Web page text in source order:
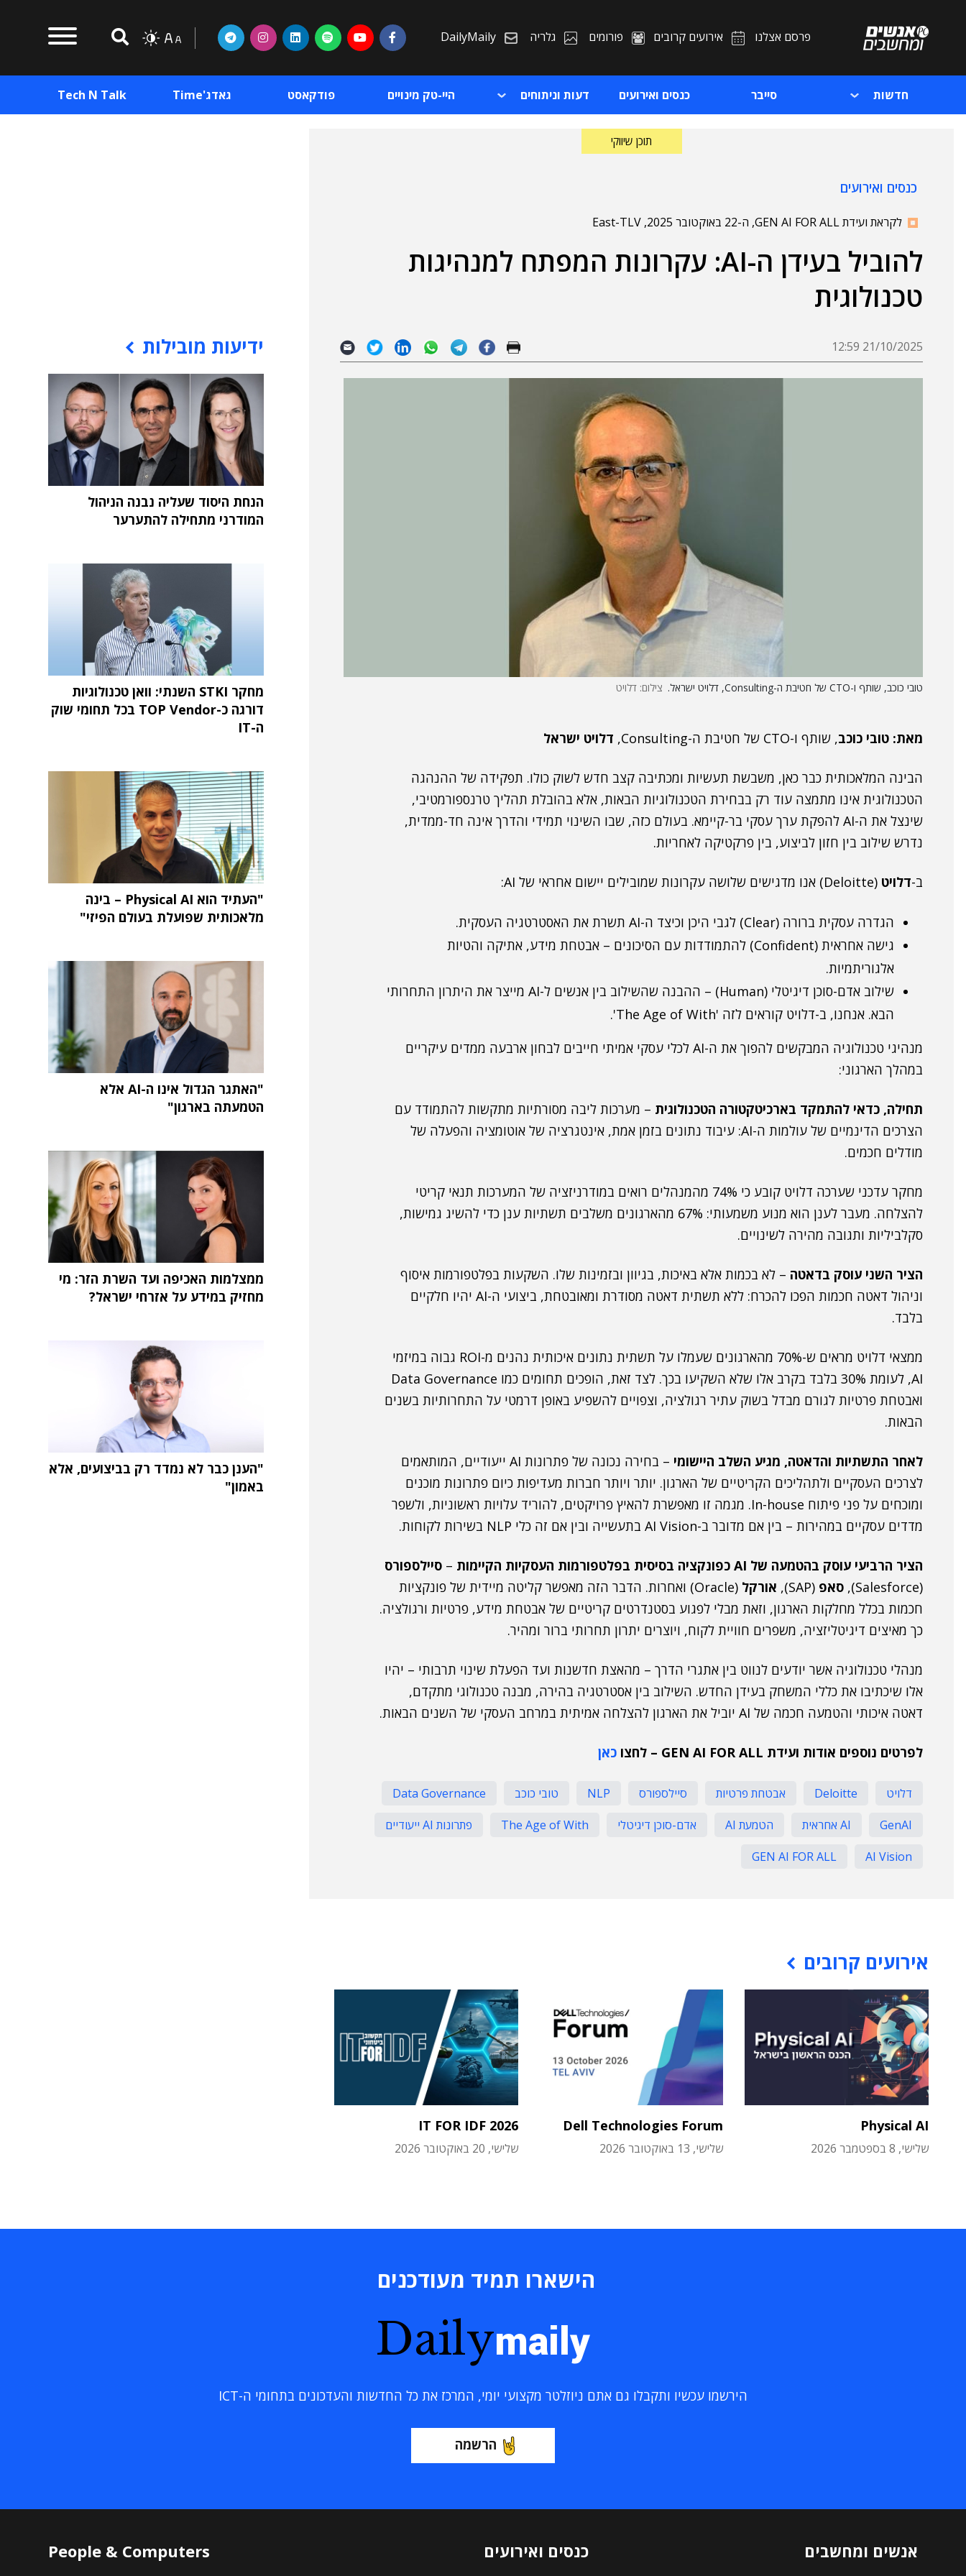
פרסם אצלנו אירועים קרובים פורומים גלריה DailyMaily
חדשות סייבר כנסים ואירועים דעות וניתוחים היי-טק מינויים פודקאסט גאדג'Time Tech N Talk
תוכן שיווקי
כנסים ואירועים
לקראת ועידת GEN AI FOR ALL, ה-22 באוקטובר 2025, East-TLV
להוביל בעידן ה-AI: עקרונות המפתח למנהיגות
טכנולוגית
21/10/2025 12:59
טובי כוכב, שותף ו-CTO של חטיבת ה-Consulting, דלויט ישראל. צילום: דלויט
מאת: טובי כוכב, שותף ו-CTO של חטיבת ה-Consulting, דלויט ישראל
הבינה המלאכותית כבר כאן, משבשת תעשיות ומכתיבה קצב חדש לשוק כולו. תפקידה של ההנהגה
הטכנולוגית אינו מתמצה עוד רק בבחירת הטכנולוגיות הבאות, אלא בהובלת תהליך טרנספורמטיבי,
שינצל את ה-AI להפקת ערך עסקי בר-קיימא. בעולם כזה, שבו השינוי תמידי והדרך אינה חד-ממדית,
נדרש שילוב בין חזון לביצוע, בין פרקטיקה לאחריות.
ב-דלויט (Deloitte) אנו מדגישים שלושה עקרונות שמובילים יישום אחראי של AI:
הגדרה עסקית ברורה (Clear) לגבי היכן וכיצד ה-AI תשרת את האסטרטגיה העסקית.
גישה אחראית (Confident) להתמודדות עם הסיכונים – אבטחת מידע, אתיקה והטיות
אלגוריתמיות.
שילוב אדם-סוכן דיגיטלי (Human) – ההבנה שהשילוב בין אנשים ל-AI מייצר את היתרון התחרותי
הבא. אנחנו, ב-דלויט קוראים לזה 'The Age of With'.
מנהיגי טכנולוגיה המבקשים להפוך את ה-AI לכלי עסקי אמיתי חייבים לבחון ארבעה ממדים עיקריים
במהלך הארגוני:
תחילה, כדאי להתמקד בארכיטקטורה הטכנולוגית – מערכות ליבה מסורתיות מתקשות להתמודד עם
הצרכים הדינמיים של עולמות ה-AI: עיבוד נתונים בזמן אמת, אינטגרציה של אוטומציה והפעלה של
מודלים חכמים.
מחקר עדכני שערכה דלויט קובע כי 74% מהמנהלים רואים במודרניזציה של המערכות תנאי קריטי
להצלחה. מעבר לענן הוא מנוע משמעותי: 67% מהארגונים משלבים תשתיות ענן כדי להשיג גמישות,
סקלביליות ותגובה מהירה לשינויים.
הציר השני עוסק בדאטה – לא בכמות אלא באיכות, בגיוון ובזמינות שלו. השקעות בפלטפורמות איסוף
וניהול דאטה חכמות הפכו להכרח: ללא תשתית דאטה מסודרת ומאובטחת, ביצועי ה-AI יהיו חלקיים
בלבד.
ממצאי דלויט
מראים ש-70% מהארגונים שעמלו על תשתית נתונים איכותית נהנים מ-ROI גבוה במיזמי
AI, לעומת 30% בלבד בקרב אלו שלא השקיעו בכך. לצד זאת, הופכים תחומים כמו Data Governance
ואבטחת פרטיות לגורם מבדל בשוק עתיר רגולציה, וצפויים להשפיע באופן דרמטי על התחרותיות בשנים
הבאות.
לאחר התשתיות והדאטה, מגיע השלב היישומי
– בחירה נכונה של פתרונות AI ייעודיים, המותאמים
לצרכים העסקיים ולתהליכים הקריטיים של הארגון. יותר ויותר חברות מעדיפות כיום פתרונות מוכנים
ומוכחים על פני פיתוח In-house. מגמה זו מאפשרת להאיץ פרויקטים, להוריד עלויות ראשוניות, ולשפר
מדדים עסקיים במהירות – בין אם מדובר ב-AI Vision בתעשייה ובין אם זה כלי NLP בשירות לקוחות.
הציר הרביעי עוסק בהטמעה של AI כפונקציה בסיסית בפלטפורמות העסקיות הקיימות – סיילספורס
(Salesforce),
סאפ (SAP), אורקל
(Oracle) ואחרות. הדבר הזה מאפשר קליטה מיידית של פונקציות
חכמות בכלל מחלקות הארגון, וזאת מבלי לפגוע בסטנדרטים קריטיים של אבטחת מידע, פרטיות ורגולציה.
כך מאיצים דיגיטליזציה, משפרים חוויית לקוח, ויוצרים יתרון תחרותי ברור ומהיר.
מנהלי טכנולוגיה אשר יודעים לנווט בין אתגרי הדרך – מהאצת חדשנות ועד הפעלת שינוי תרבותי – יהיו
אלו שיכתיבו את כללי המשחק בעידן החדש. השילוב בין אסטרטגיה בהירה, מבנה טכנולוגי מתקדם,
דאטה איכותי והטמעה חכמה של AI יוביל את הארגון להצלחה אמיתית במרחב העסקי של השנים הבאות.
לפרטים נוספים אודות ועידת GEN AI FOR ALL – לחצו כאן
דלויט Deloitte אבטחת פרטיות סיילספורס NLP טובי כוכב
Data Governance
GenAI
AI אחראית הטמעת AI אדם-סוכן דיגיטלי The Age of With
פתרונות AI ייעודיים
AI Vision
GEN AI FOR ALL
אירועים קרובים
Physical AI
שלישי, 8 בספטמבר 2026
Dell Technologies Forum
שלישי, 13 באוקטובר 2026
IT FOR IDF 2026
שלישי, 20 באוקטובר 2026
ידיעות מובילות
הנחת היסוד שעליה נבנה הניהול
המודרני מתחילה להתערער
מחקר STKI השנתי: וואן טכנולוגיות
דורגה כ-TOP Vendor בכל תחומי שוק
ה-IT
"העתיד הוא Physical AI – בינה
מלאכותית שפועלת בעולם הפיזי"
"האתגר הגדול אינו ה-AI אלא
הטמעתה בארגון"
ממצלמות האכיפה ועד השרת הזר: מי
מחזיק במידע על אזרחי ישראל?
"הענן כבר לא נמדד רק בביצועים, אלא
באמון"
הישארו תמיד מעודכנים
Dailymaily
הירשמו עכשיו ותקבלו גם אתם ניוזלטר מקצועי יומי, המרכז את כל החדשות והעדכונים בתחומי ה-ICT
הרשמה
אנשים ומחשבים כנסים ואירועים People & Computers